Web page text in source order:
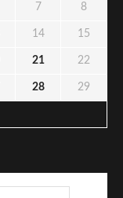
7 8
14 15
21 22
28 29